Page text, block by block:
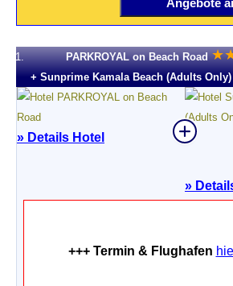
1. PARKROYAL on Beach Road ★
+ Sunprime Kamala Beach (Adults Only)
» Details Hotel
»
+++ Termin & Flughafen